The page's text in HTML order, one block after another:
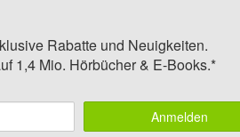
Rabatte und Neuigkeiten.
1,4 Mio. Hörbücher & E-Books.*
Anmelden